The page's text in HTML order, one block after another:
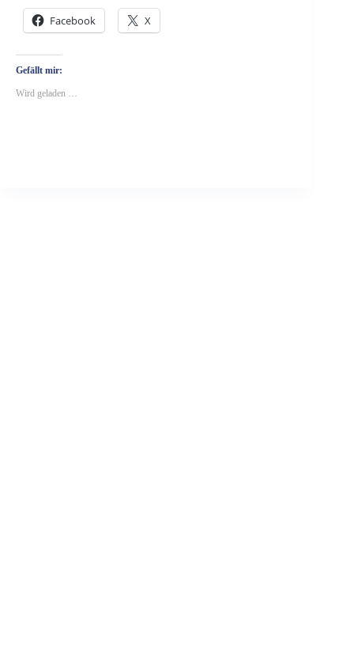
Facebook X
Gefällt mir:
Wird geladen …